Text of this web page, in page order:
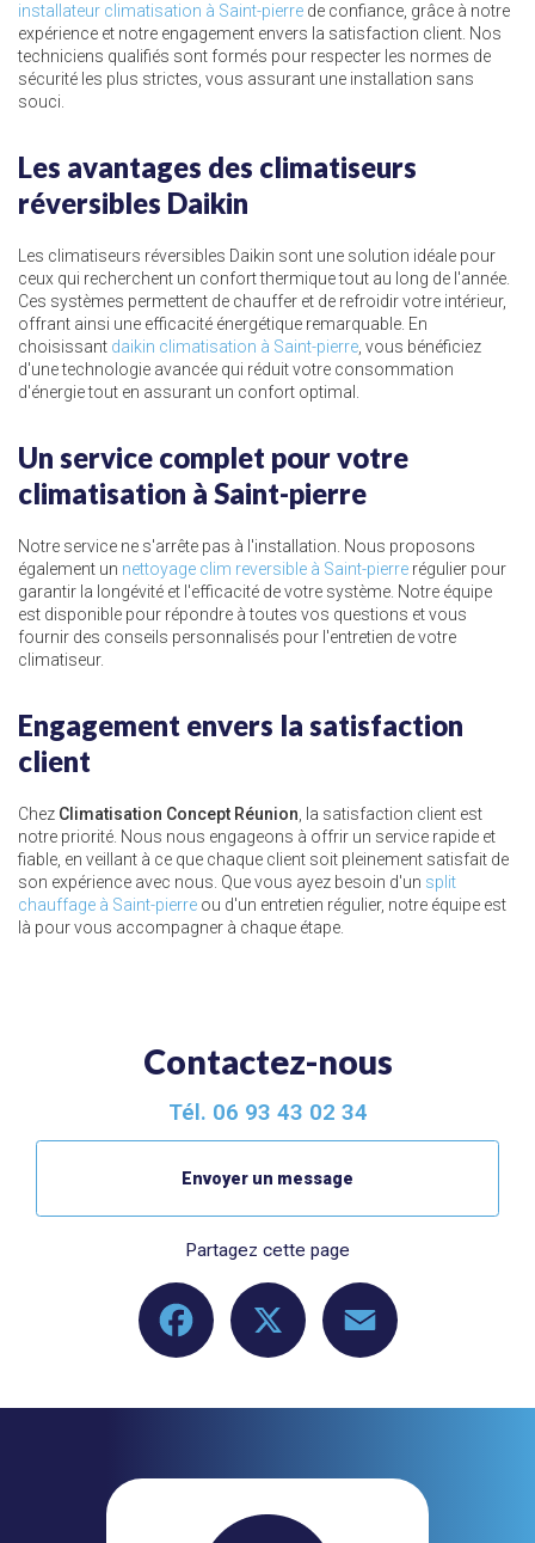
installateur climatisation à Saint-pierre de confiance, grâce à notre
expérience et notre engagement envers la satisfaction client. Nos
techniciens qualifiés sont formés pour respecter les normes de
sécurité les plus strictes, vous assurant une installation sans
souci.
Les avantages des climatiseurs
réversibles Daikin
Les climatiseurs réversibles Daikin sont une solution idéale pour
ceux qui recherchent un confort thermique tout au long de l'année.
Ces systèmes permettent de chauffer et de refroidir votre intérieur,
offrant ainsi une efficacité énergétique remarquable. En
choisissant daikin climatisation à Saint-pierre , vous bénéficiez
d'une technologie avancée qui réduit votre consommation
d'énergie tout en assurant un confort optimal.
Un service complet pour votre
climatisation à Saint-pierre
Notre service ne s'arrête pas à l'installation. Nous proposons
également un nettoyage clim reversible à Saint-pierre régulier pour
garantir la longévité et l'efficacité de votre système. Notre équipe
est disponible pour répondre à toutes vos questions et vous
fournir des conseils personnalisés pour l'entretien de votre
climatiseur.
Engagement envers la satisfaction
client
Chez Climatisation Concept Réunion , la satisfaction client est
notre priorité. Nous nous engageons à offrir un service rapide et
fiable, en veillant à ce que chaque client soit pleinement satisfait de
son expérience avec nous. Que vous ayez besoin d'un split
chauffage à Saint-pierre ou d'un entretien régulier, notre équipe est
là pour vous accompagner à chaque étape.
Contactez-nous
Tél. 06 93 43 02 34
Envoyer un message
Partagez cette page
Facebook